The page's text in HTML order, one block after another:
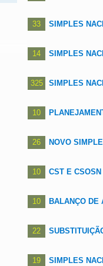
33 SIMPLES
14 SIMPLES
325 SIMPLES
10
26 NOVO
10 CST E
10 BALANÇO DE
22
19 SIMPLES